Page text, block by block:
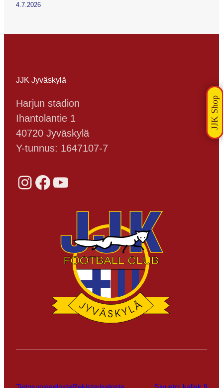
4.7.2026
JJK Jyväskylä
Harjun stadion
Ihantolantie 1
40720 Jyväskylä
Y-tunnus: 1647107-7
Instagram Facebook YouTube